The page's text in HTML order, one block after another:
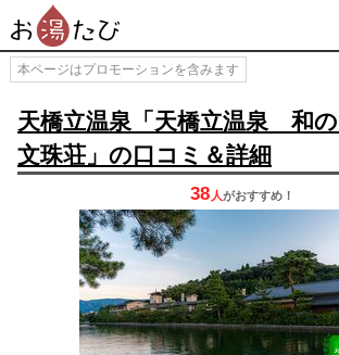
本ページはプロモーションを含みます
天橋立温泉「天橋立温泉 和
文珠荘」の口コミ＆詳細
38 人がおすすめ！